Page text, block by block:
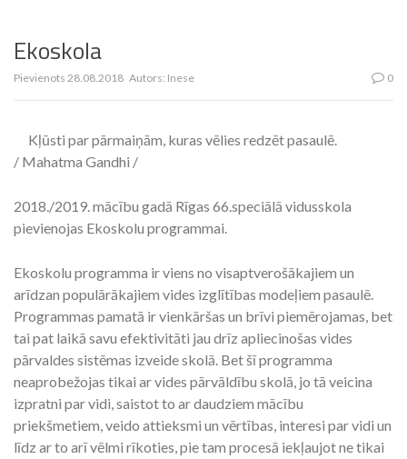
Ekoskola
Pievienots 28.08.2018 Autors: Inese 0
Kļūsti par pārmaiņām, kuras vēlies redzēt pasaulē.
/ Mahatma Gandhi /
2018./2019. mācību gadā Rīgas 66.speciālā vidusskola
pievienojas Ekoskolu programmai.
Ekoskolu programma ir viens no visaptverošākajiem un
arīdzan populārākajiem vides izglītības modeļiem pasaulē.
Programmas pamatā ir vienkāršas un brīvi piemērojamas, bet
tai pat laikā savu efektivitāti jau drīz apliecinošas vides
pārvaldes sistēmas izveide skolā. Bet šī programma
neaprobežojas tikai ar vides pārvāldību skolā, jo tā veicina
izpratni par vidi, saistot to ar daudziem mācību
priekšmetiem, veido attieksmi un vērtības, interesi par vidi un
līdz ar to arī vēlmi rīkoties, pie tam procesā iekļaujot ne tikai